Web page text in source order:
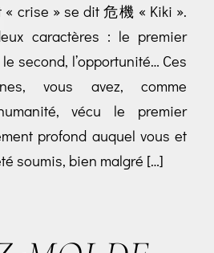
« crise » se dit 危機 « Kiki ».
caractères : le premier
second, l’opportunité… Ces
vous avez, comme
vécu le premier
profond auquel vous et
soumis, bien malgré […]